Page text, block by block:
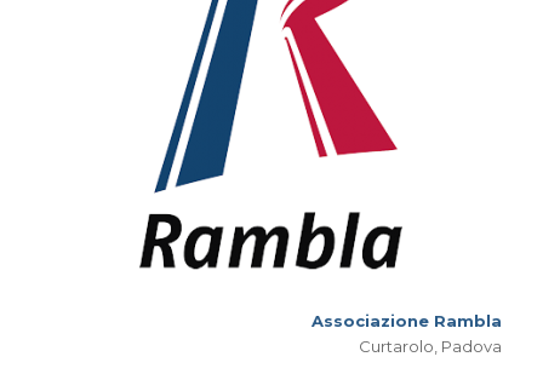
Associazione Rambla
Curtarolo, Padova